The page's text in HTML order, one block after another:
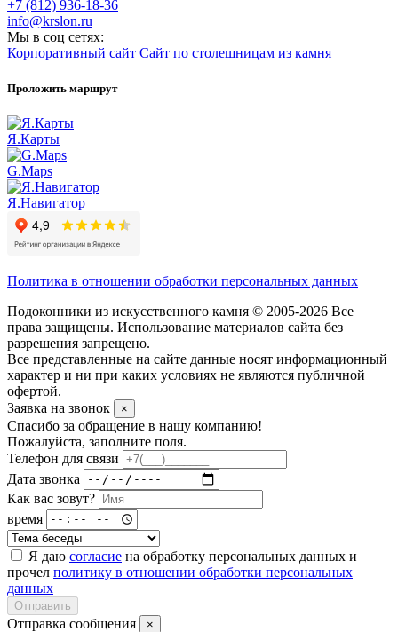
+7 (812) 936-18-36
info@krslon.ru
Мы в соц сетях:
Корпоративный сайт Сайт по столешницам из камня
Проложить маршрут
Я.Карты
G.Maps
Я.Навигатор
Политика в отношении обработки персональных данных
Подоконники из искусственного камня © 2005-2026 Все
права защищены. Использование материалов сайта без
разрешения запрещено.
Все представленные на сайте данные носят информационный
характер и ни при каких условиях не являются публичной
офертой.
Заявка на звонок
×
Спасибо за обращение в нашу компанию!
Пожалуйста, заполните поля.
Телефон для связи
Дата звонка
Как вас зовут?
время
Я даю согласие на обработку персональных данных и
прочел политику в отношении обработки персональных
данных
Отправить
Отправка сообщения ×